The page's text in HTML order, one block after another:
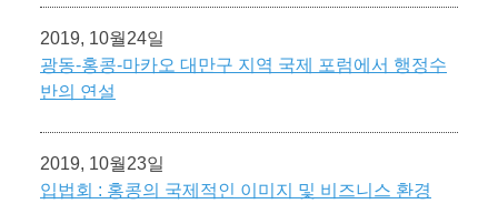
2019, 10월24일
광동-홍콩-마카오 대만구 지역 국제 포럼에서 행정수
반의 연설
2019, 10월23일
입법회 : 홍콩의 국제적인 이미지 및 비즈니스 환경